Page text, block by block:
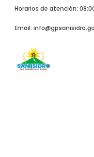
Horarios de atención:
Email: